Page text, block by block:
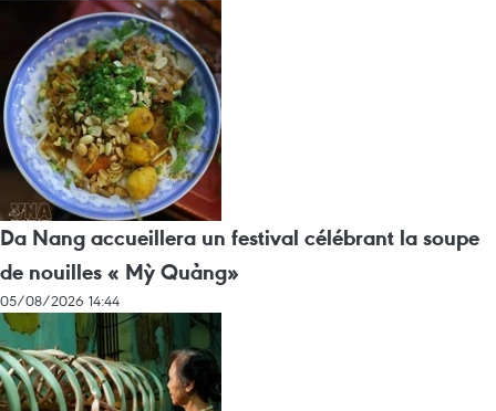
Da Nang accueillera un festival célébrant la soupe
de nouilles « Mỳ Quảng»
05/08/2026 14:44